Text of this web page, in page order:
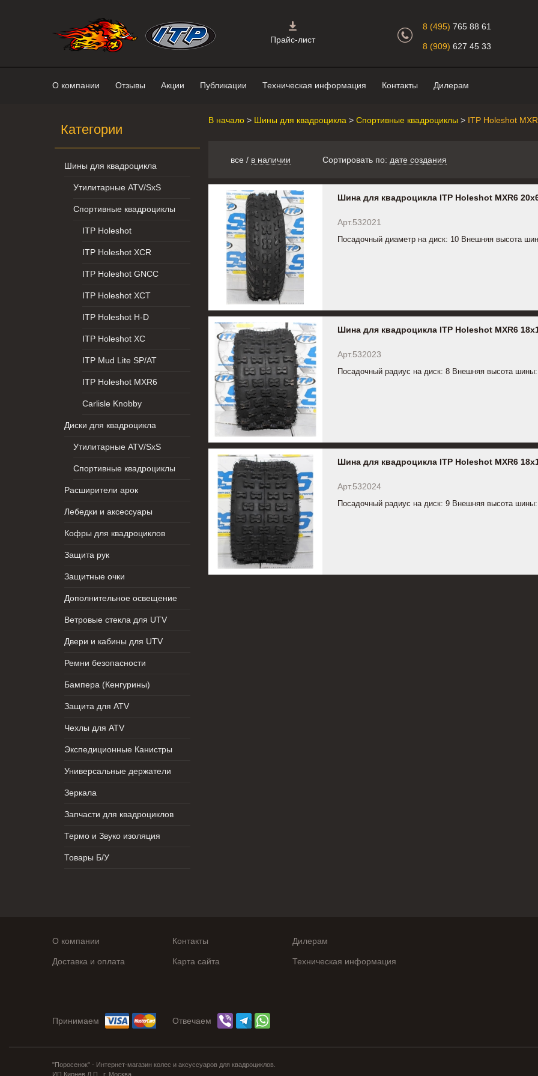
Прайс-лист
О компании Отзывы Акции Публикации Техническая информация Контакты Дилерам
Интернет-магазин "Поросенок". Главная страница. 8 (495) 765 88 61
8 (909) 627 45 33
Категории
Шины для квадроцикла
Утилитарные ATV/SxS
Спортивные квадроциклы
ITP Holeshot
ITP Holeshot XCR
ITP Holeshot GNCC
ITP Holeshot XCT
ITP Holeshot H-D
ITP Holeshot XC
ITP Mud Lite SP/AT
ITP Holeshot MXR6
Carlisle Knobby
Диски для квадроцикла
Утилитарные ATV/SxS
Спортивные квадроциклы
Расширители арок
Лебедки и аксессуары
Кофры для квадроциклов
Защита рук
Защитные очки
Дополнительное освещение
Ветровые стекла для UTV
Двери и кабины для UTV
Ремни безопасности
Бампера (Кенгурины)
Защита для ATV
Чехлы для ATV
Экспедиционные Канистры
Универсальные держатели
Зеркала
Запчасти для квадроциклов
Термо и Звуко изоляция
Товары Б/У
В начало > Шины для квадроцикла > Спортивные квадроциклы > ITP Holeshot
все / в наличии Сортировать по: дате создания
Шина для квадроцикла ITP Holeshot MXR6
Арт.532021
Посадочный диаметр на диск: 10 Внешняя высота
Шина для квадроцикла ITP Holeshot MXR6
Арт.532023
Посадочный радиус на диск: 8 Внешняя высота
Шина для квадроцикла ITP Holeshot MXR6
Арт.532024
Посадочный радиус на диск: 9 Внешняя высота
О компании Контакты Дилерам
Доставка и оплата Карта сайта Техническая информация
Принимаем Отвечаем
"Поросенок" - Интернет-магазин колес и аксуссуаров для квадроциклов.
ИП Кирнев Д.П., г. Москва